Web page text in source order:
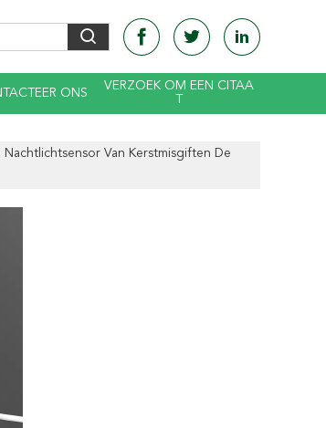
ONS
VERZOEK OM EEN CITAA
Van Kerstmisgiften De